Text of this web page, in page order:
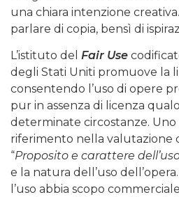
una chiara intenzione
parlare di copia, bensì di
L’istituto del Fair Use
degli Stati Uniti promuove la
consentendo l’uso di opere
pur in assenza di licenza
determinate circostanze. Uno
riferimento nella valutazione
“Proposito e carattere
e la natura dell’uso
l’uso abbia scopo